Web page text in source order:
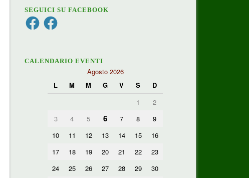
SEGUICI SU FACEBOOK
FacebookFacebook
CALENDARIO EVENTI
Agosto 2026
L
M M G V S
D
1
2
3
4 5 6 7 8
9
10
11 12 13 14 15
16
17
18 19 20 21 22
23
24
25 26 27 28 29
30